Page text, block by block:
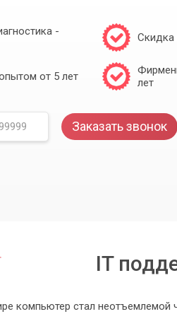
-
Скидка
от 5 лет
лет
Заказать звонок
IT
компьютер стал